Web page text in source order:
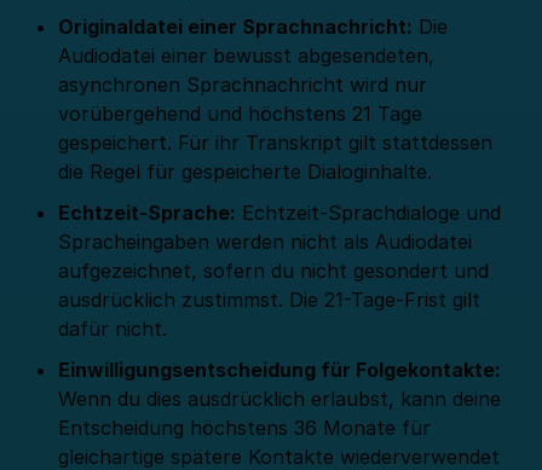
Originaldatei einer Sprachnachricht: Die
Audiodatei einer bewusst abgesendeten,
asynchronen Sprachnachricht wird nur
vorübergehend und höchstens 21 Tage
gespeichert. Für ihr Transkript gilt stattdessen
die Regel für gespeicherte Dialoginhalte.
Echtzeit-Sprache: Echtzeit-Sprachdialoge und
Spracheingaben werden nicht als Audiodatei
aufgezeichnet, sofern du nicht gesondert und
ausdrücklich zustimmst. Die 21-Tage-Frist gilt
dafür nicht.
Einwilligungsentscheidung für Folgekontakte:
Wenn du dies ausdrücklich erlaubst, kann deine
Entscheidung höchstens 36 Monate für
gleichartige spätere Kontakte wiederverwendet